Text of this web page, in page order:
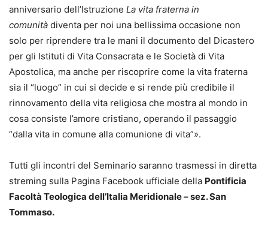
anniversario dell’Istruzione La vita fraterna in
comunità diventa per noi una bellissima occasione non
solo per riprendere tra le mani il documento del Dicastero
per gli Istituti di Vita Consacrata e le Società di Vita
Apostolica, ma anche per riscoprire come la vita fraterna
sia il “luogo” in cui si decide e si rende più credibile il
rinnovamento della vita religiosa che mostra al mondo in
cosa consiste l’amore cristiano, operando il passaggio
“dalla vita in comune alla comunione di vita”».
Tutti gli incontri del Seminario saranno trasmessi in diretta
streming sulla Pagina Facebook ufficiale della Pontificia
Facoltà Teologica dell’Italia Meridionale – sez. San
Tommaso.